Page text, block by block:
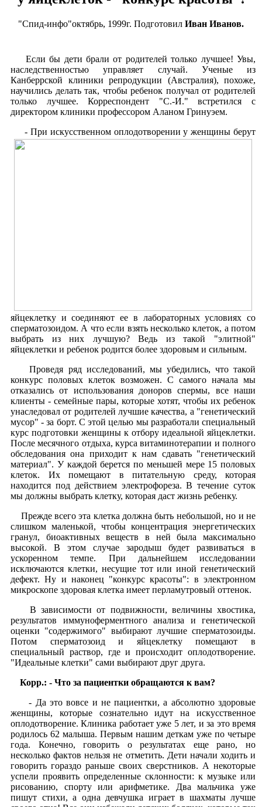
"Спид-инфо"октябрь, 1999г. Подготовил Иван Иванов.
Если бы дети брали от родителей только лучшее! Увы,
наследственностью управляет случай. Ученые из
Канберрской клиники репродукции (Австралия), похоже,
научились делать так, чтобы ребенок получал от родителей
только лучшее. Корреспондент "С.-И." встретился с
директором клиники профессором Аланом Гринуэем.
- При искусственном оплодотворении у женщины берут
яйцеклетку и соединяют ее в лабораторных условиях со
сперматозоидом. А что если взять несколько клеток, а потом
выбрать из них лучшую? Ведь из такой "элитной"
яйцеклетки и ребенок родится более здоровым и сильным.
Проведя ряд исследований, мы убедились, что такой
конкурс половых клеток возможен. С самого начала мы
отказались от использования доноров спермы, все наши
клиенты - семейные пары, которые хотят, чтобы их ребенок
унаследовал от родителей лучшие качества, а "генетический
мусор" - за борт. С этой целью мы разработали специальный
курс подготовки женщины к отбору идеальной яйцеклетки.
После месячного отдыха, курса витаминотерапии и полного
обследования она приходит к нам сдавать "генетический
материал". У каждой берется по меньшей мере 15 половых
клеток. Их помещают в питательную среду, которая
находится под действием электрофореза. В течение суток
мы должны выбрать клетку, которая даст жизнь ребенку.
Прежде всего эта клетка должна быть небольшой, но и не
слишком маленькой, чтобы концентрация энергетических
гранул, биоактивных веществ в ней была максимально
высокой. В этом случае зародыш будет развиваться в
ускоренном темпе. При дальнейшем исследовании
исключаются клетки, несущие тот или иной генетический
дефект. Ну и наконец "конкурс красоты": в электронном
микроскопе здоровая клетка имеет перламутровый оттенок.
В зависимости от подвижности, величины хвостика,
результатов иммуноферментного анализа и генетической
оценки "содержимого" выбирают лучшие сперматозоиды.
Потом сперматозоид и яйцеклетку помещают в
специальный раствор, где и происходит оплодотворение.
"Идеальные клетки" сами выбирают друг друга.
Корр.: - Что за пациентки обращаются к вам?
- Да это вовсе и не пациентки, а абсолютно здоровые
женщины, которые сознательно идут на искусственное
оплодотворение. Клиника работает уже 5 лет, и за это время
родилось 62 малыша. Первым нашим деткам уже по четыре
года. Конечно, говорить о результатах еще рано, но
несколько фактов нельзя не отметить. Дети начали ходить и
говорить гораздо раньше своих сверстников. А некоторые
успели проявить определенные склонности: к музыке или
рисованию, спорту или арифметике. Два мальчика уже
пишут стихи, а одна девчушка играет в шахматы лучше